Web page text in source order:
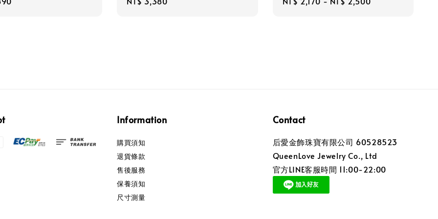
Information
購買須知
退貨條款
售後服務
保養須知
尺寸測量
Contact
后愛金飾珠寶有限公司 60528523
QueenLove Jewelry Co., Ltd
官方LINE客服時間 11:00-22:00